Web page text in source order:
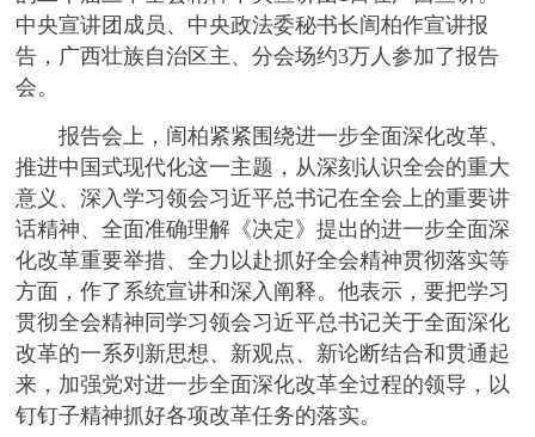
中央宣讲团成员、中央政法委秘书长訚柏作宣讲报
告，广西壮族自治区主、分会场约3万人参加了报告
会。
报告会上，訚柏紧紧围绕进一步全面深化改革、
推进中国式现代化这一主题，从深刻认识全会的重大
意义、深入学习领会习近平总书记在全会上的重要讲
话精神、全面准确理解《决定》提出的进一步全面深
化改革重要举措、全力以赴抓好全会精神贯彻落实等
方面，作了系统宣讲和深入阐释。他表示，要把学习
贯彻全会精神同学习领会习近平总书记关于全面深化
改革的一系列新思想、新观点、新论断结合和贯通起
来，加强党对进一步全面深化改革全过程的领导，以
钉钉子精神抓好各项改革任务的落实。